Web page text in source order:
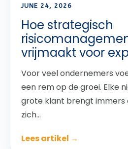
JUNE 24, 2026
Hoe strategisch
vrijmaakt voor
Voor veel ondernemers
een rem op de groei. Elke
grote klant brengt immers
zich...
Lees artikel →